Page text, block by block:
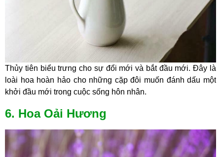
Thủy tiên biểu trưng cho sự đổi mới và bắt đầu mới. Đây là
loài hoa hoàn hảo cho những cặp đôi muốn đánh dấu một
khởi đầu mới trong cuộc sống hôn nhân.
6. Hoa Oải Hương